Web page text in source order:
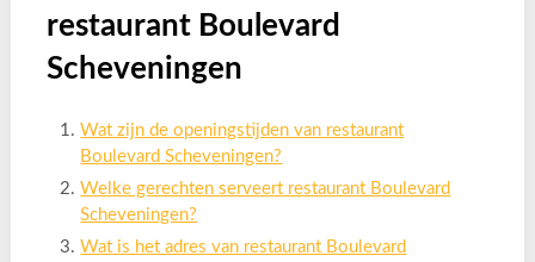
restaurant Boulevard
Scheveningen
Wat zijn de openingstijden van restaurant
Boulevard Scheveningen?
Welke gerechten serveert restaurant Boulevard
Scheveningen?
Wat is het adres van restaurant Boulevard